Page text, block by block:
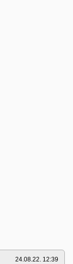
24.08.22. 12:39